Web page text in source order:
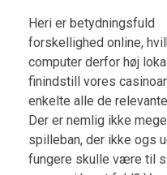
Heri er betydningsfuld
forskellighed online,
computer derfor høj
finindstill vores
enkelte alle de
Der er nemlig ikke
spilleban, der ikke ogs
fungere skulle være til